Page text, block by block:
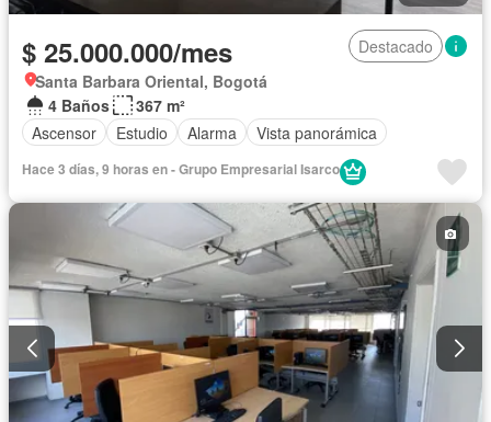
$ 25.000.000/mes
Destacado
Santa Barbara Oriental, Bogotá
4 Baños
367 m²
Ascensor
Estudio Alarma Vista panorámica
Hace 3 días, 9 horas en - Grupo Empresarial Isarco